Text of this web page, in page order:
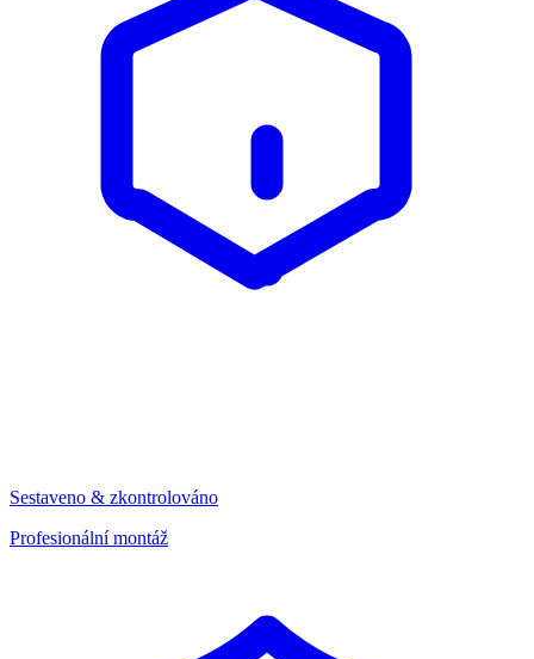
Sestaveno & zkontrolováno
Profesionální montáž